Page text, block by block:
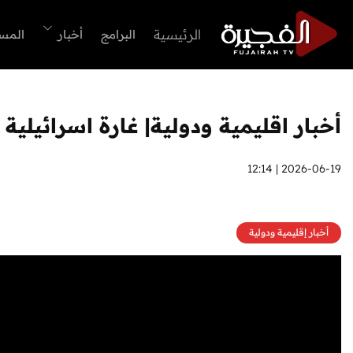
الرئيسية البرامج أخبار
أخبار اقليمية ودولية| غارة
2026-06-19 | 12:14
أخبار إقليمية ودولية